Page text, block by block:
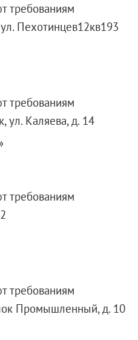
требованиям
Пехотинцев12кв193
требованиям
ул. Каляева, д. 14
требованиям
требованиям
Промышленный, д. 10